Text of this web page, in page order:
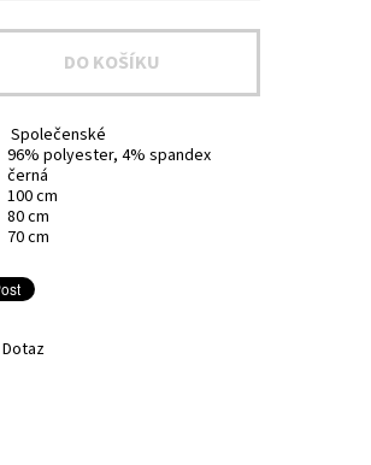
Společenské
96% polyester, 4% spandex
černá
100 cm
80 cm
70 cm
Dotaz